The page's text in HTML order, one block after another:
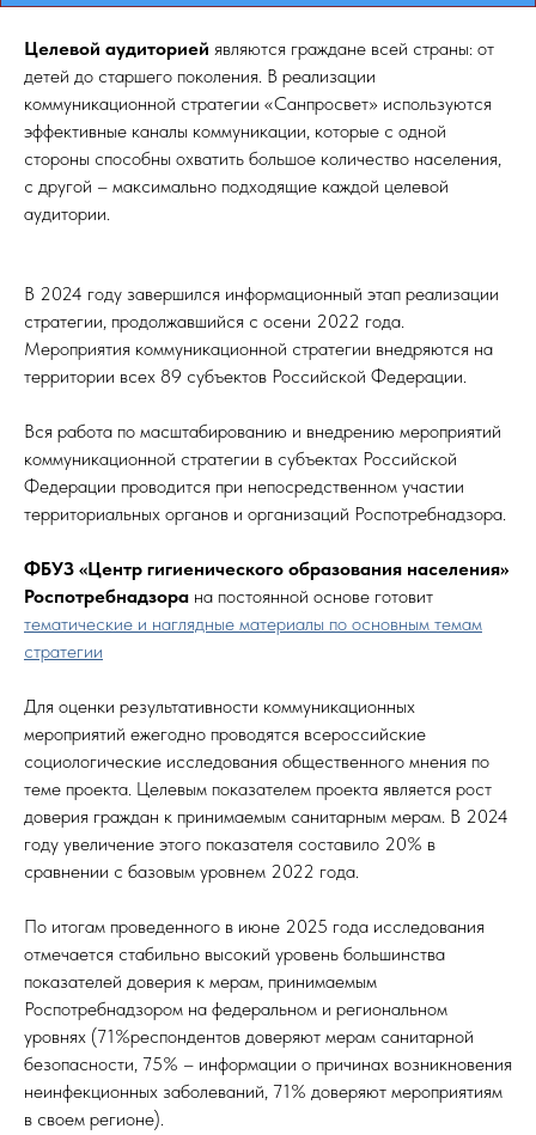
Целевой аудиторией являются граждане всей страны: от
детей до старшего поколения. В реализации
коммуникационной стратегии «Санпросвет» используются
эффективные каналы коммуникации, которые с одной
стороны способны охватить большое количество населения,
с другой – максимально подходящие каждой целевой
аудитории.
В 2024 году завершился информационный этап реализации
стратегии, продолжавшийся с осени 2022 года.
Мероприятия коммуникационной стратегии внедряются на
территории всех 89 субъектов Российской Федерации.
Вся работа по масштабированию и внедрению мероприятий
коммуникационной стратегии в субъектах Российской
Федерации проводится при непосредственном участии
территориальных органов и организаций Роспотребнадзора.
ФБУЗ «Центр гигиенического образования населения»
Роспотребнадзора на постоянной основе готовит
тематические и наглядные материалы по основным темам
стратегии
Для оценки результативности коммуникационных
мероприятий ежегодно проводятся всероссийские
социологические исследования общественного мнения по
теме проекта. Целевым показателем проекта является рост
доверия граждан к принимаемым санитарным мерам. В 2024
году увеличение этого показателя составило 20% в
сравнении с базовым уровнем 2022 года.
По итогам проведенного в июне 2025 года исследования
отмечается стабильно высокий уровень большинства
показателей доверия к мерам, принимаемым
Роспотребнадзором на федеральном и региональном
уровнях (71%респондентов доверяют мерам санитарной
безопасности, 75% – информации о причинах возникновения
неинфекционных заболеваний, 71% доверяют мероприятиям
в своем регионе).